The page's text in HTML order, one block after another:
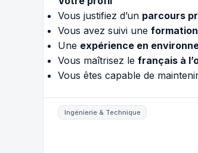
Vous justifiez d’un parcours
Vous avez suivi une
Une expérience en
Vous maîtrisez le français à
Vous êtes capable de
Ingénierie & Technique